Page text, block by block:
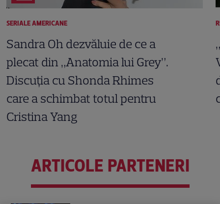
SERIALE AMERICANE
Sandra Oh dezvăluie de ce a
plecat din „Anatomia lui Grey”.
Discuția cu Shonda Rhimes
care a schimbat totul pentru
Cristina Yang
ARTICOLE PARTENERI